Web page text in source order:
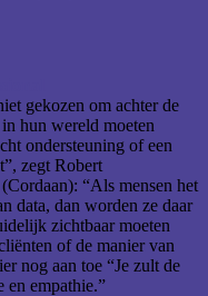
gekozen om achter de
hun wereld moeten
ondersteuning of een
zegt Robert
“Als mensen het
data, dan worden ze daar
zichtbaar moeten
of de manier van
nog aan toe “Je zult de
en empathie.”